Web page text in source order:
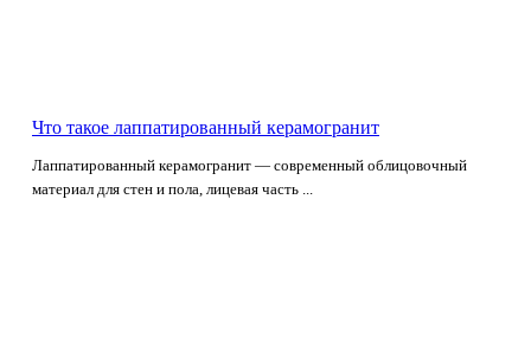
Что такое лаппатированный керамогранит
Лаппатированный керамогранит — современный облицовочный
материал для стен и пола, лицевая часть ...